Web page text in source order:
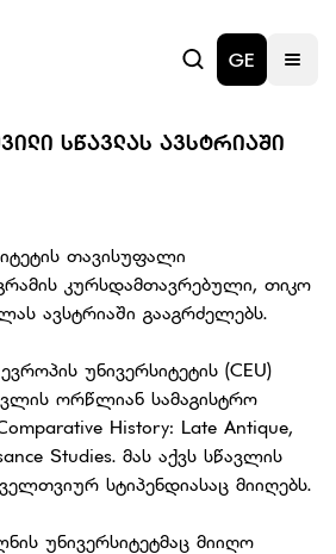
GE
ᲡᲬᲐᲕᲚᲐᲡ ᲐᲕᲡᲢᲠᲘᲐᲨᲘ
თავისუფალი
კურსდამთავრებული, თიკო
ავსტრიაში გააგრძელებს.
უნივერსიტეტის (CEU)
ორწლიან სამაგისტრო
History: Late Antique,
Studies. მას აქვს სწავლის
სტიპენდიასაც მიიღებს.
უნივერსიტეტმაც მიიღო